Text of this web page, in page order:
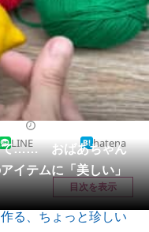
育児
て…… おばあちゃん
イテムに「美しい」
LINE hatena
目次を表示
る、ちょっと珍しい